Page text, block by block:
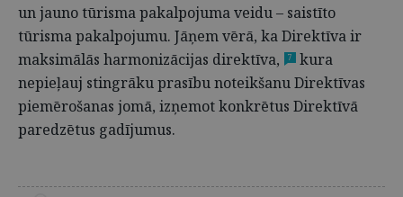
un jauno tūrisma pakalpojuma veidu – saistīto
tūrisma pakalpojumu. Jāņem vērā, ka Direktīva ir
maksimālās harmonizācijas direktīva,
7
kura
nepieļauj stingrāku prasību noteikšanu Direktīvas
piemērošanas jomā, izņemot konkrētus Direktīvā
paredzētus gadījumus.